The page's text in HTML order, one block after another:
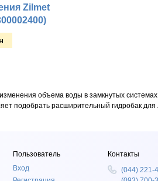
Zilmet
объема воды в замкнутых
подобрать расширительный гидробак
Пользователь
Вход
Контакты
(044) 221-